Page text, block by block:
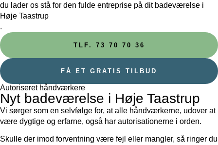
du lader os stå for den fulde entreprise på dit badeværelse i
Høje Taastrup
.
TLF. 73 70 70 36
FÅ ET GRATIS TILBUD
Autoriseret håndværkere
Nyt badeværelse i Høje Taastrup
Vi sørger som en selvfølge for, at alle håndværkerne, udover at
være dygtige og erfarne, også har autorisationerne i orden.
Skulle der imod forventning være fejl eller mangler, så ringer du